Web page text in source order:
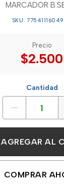
MARCADOR
SKU:
Precio
$2.500
Cantidad
AGREGAR AL
COMPRAR